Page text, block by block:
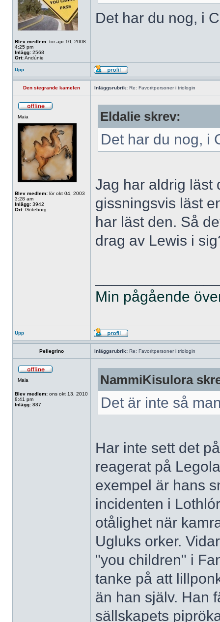
Blev medlem: tor apr 10, 2008
4:25 pm
Inlägg: 2568
Ort:Andúnie
Det har du nog, i
Upp
Den stegrande kamelen Inläggsrubrik: Re: Favoritpersoner i triologin
Maia
Blev medlem: lör okt 04, 2003
3:28 am
Inlägg: 3942
Ort: Göteborg
Eldalie skrev:
Det har du nog, i
Jag har aldrig läst
gissningsvis läst
har läst den. Så
drag av Lewis i
Min pågående
Upp
Pellegrino Inläggsrubrik: Re: Favoritpersoner i triologin
Maia
Blev medlem: ons okt 13, 2010
8:41 pm
Inlägg: 887
NammiKisulora
Det är inte så
Har inte sett det
reagerat på
exempel är hans
incidenten i
otålighet när
Ugluks orker.
"you children" i
tanke på att
än han själv. Han
sällskapets